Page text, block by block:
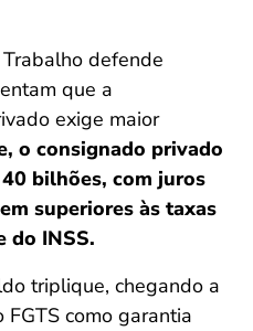
defende
que a
exige maior
o consignado privado
bilhões, com juros
superiores às taxas
do INSS.
triplique, chegando a
como garantia